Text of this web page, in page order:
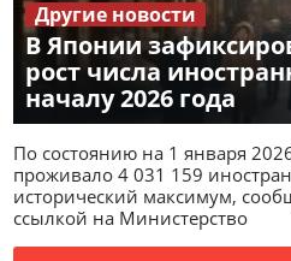
В Японии
рост числа
началу 2026 года
Другие новости
По состоянию на 1 января
проживало 4 031 159
исторический максимум,
ссылкой на Министерство